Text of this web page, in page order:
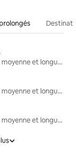
Locations moyenne et longue durée
Locations moyenne et longue durée
Locations moyenne et longue durée